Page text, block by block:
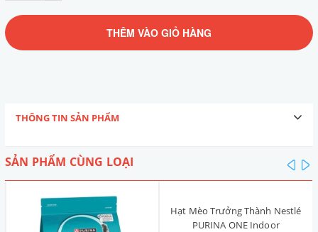
THÊM VÀO GIỎ HÀNG
THÔNG TIN SẢN PHẨM
SẢN PHẨM CÙNG LOẠI
Hạt Mèo Trưởng Thành Nestlé
PURINA ONE Indoor